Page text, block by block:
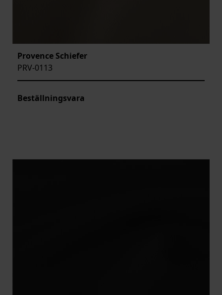
Provence Schiefer
PRV-0113
Beställningsvara